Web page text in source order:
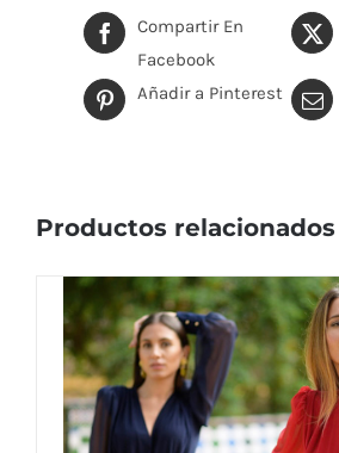
Compartir En
Facebook
Añadir a Pinterest
Productos relacionados